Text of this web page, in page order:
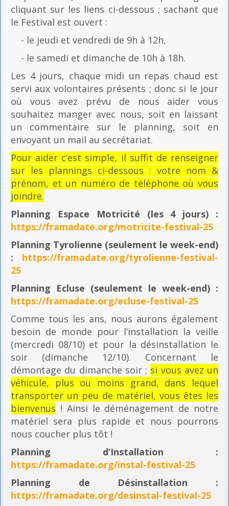
cliquant sur les liens ci-dessous ; sachant que
le Festival est ouvert :
- le jeudi et vendredi de 9h à 12h,
- le samedi et dimanche de 10h à 18h.
Les 4 jours, chaque midi un repas chaud est
servi aux volontaires présents ; donc si le jour
où vous avez prévu de nous aider vous
souhaitez manger avec nous, soit en laissant
un commentaire sur le planning, soit en
envoyant un mail au secrétariat.
Pour aider c’est simple, il suffit de renseigner
sur les plannings ci-dessous : votre nom &
prénom, et un numéro de téléphone où vous
joindre.
Planning Espace Motricité (les 4 jours) :
https://framadate.org/motricite-festival-25
Planning Tyrolienne (seulement le week-end)
: https://framadate.org/tyrolienne-festival-
25
Planning Ecluse (seulement le week-end) :
https://framadate.org/ecluse-festival-25
Comme tous les ans, nous aurons également
besoin de monde pour l’installation la veille
(mercredi 08/10) et pour la désinstallation le
soir (dimanche 12/10). Concernant le
démontage du dimanche soir ; si vous avez un
véhicule, plus ou moins grand, dans lequel
transporter un peu de matériel, vous êtes les
bienvenus ! Ainsi le déménagement de notre
matériel sera plus rapide et nous pourrons
nous coucher plus tôt !
Planning d’Installation :
https://framadate.org/instal-festival-25
Planning de Désinstallation :
https://framadate.org/desinstal-festival-25